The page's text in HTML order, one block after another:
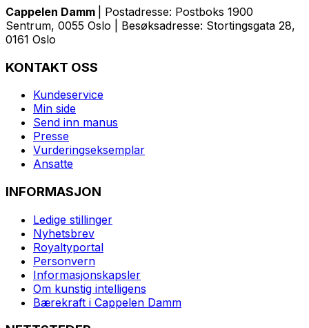
Cappelen Damm
| Postadresse: Postboks 1900
Sentrum, 0055 Oslo | Besøksadresse: Stortingsgata 28,
0161 Oslo
KONTAKT OSS
Kundeservice
Min side
Send inn manus
Presse
Vurderingseksemplar
Ansatte
INFORMASJON
Ledige stillinger
Nyhetsbrev
Royaltyportal
Personvern
Informasjonskapsler
Om kunstig intelligens
Bærekraft i Cappelen Damm